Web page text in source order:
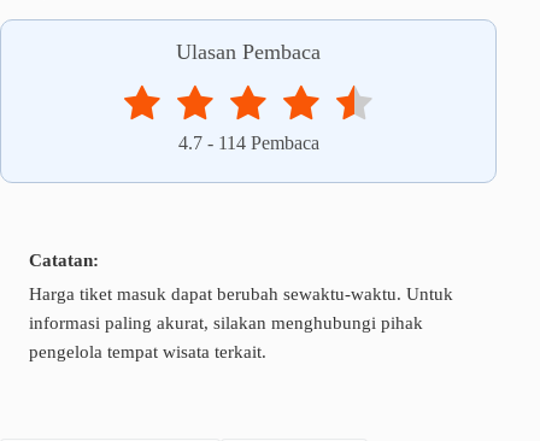
Ulasan Pembaca
4.7- 114Pembaca
Catatan:
Harga tiket masuk dapat berubah sewaktu-waktu. Untuk
informasi paling akurat, silakan menghubungi pihak
pengelola tempat wisata terkait.